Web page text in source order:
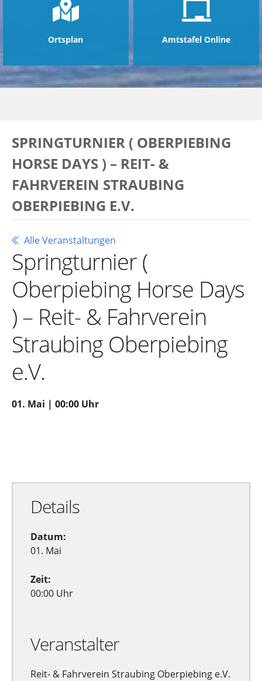
Ortsplan Amtstafel Online
SPRINGTURNIER ( OBERPIEBING
HORSE DAYS ) – REIT- &
FAHRVEREIN STRAUBING
OBERPIEBING E.V.
Alle Veranstaltungen
Springturnier (
Oberpiebing Horse Days
) – Reit- & Fahrverein
Straubing Oberpiebing
e.V.
01. Mai | 00:00 Uhr
Details
Datum:
01. Mai
Zeit:
00:00 Uhr
Veranstalter
Reit- & Fahrverein Straubing Oberpiebing e.V.